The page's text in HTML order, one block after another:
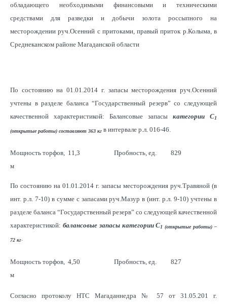
обладающего необходимыми финансовыми и техническими
средствами для разведки и добычи золота россыпного на
месторождении руч.Осенний с притоками, правый приток р.Колыма, в
Среднеканском районе Магаданской области
По состоянию на 01.01.2014 г. запасы месторождения руч.Осенний
учтены в разделе баланса “Государственный резерв” со следующей
качественной характеристикой: Балансовые запасы категории С1
(открытые работы) составляют 363 кг в интервале р.л. 016-46.
Мощность торфов,
м
11,3 Пробность, ед. 829
Мощность песков,
м
1,60 Площадь, тыс. м2 272
Ср. содержание, г/
м
0,83
Балансовые запасы,363
По состоянию на 01.01.2014 г. запасы месторождения руч.Травяной (в
инт. р.л. 7-10) в сумме с запасами руч.Мазур в (инт. р.л. 9-10) учтены в
разделе баланса “Государственный резерв” со следующей качественной
характеристикой: балансовые запасы категории С1 (открытые работы) –
72 кг
Мощность торфов,
м
4,50 Пробность, ед. 827
Мощность песков,
1,00 Площадь, тыс. м2 58
Согласно протоколу НТС Магаданнедра № 57 от 31.05.201 г.